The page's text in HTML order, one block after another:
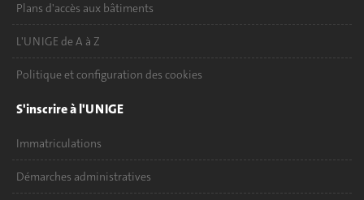
Plans d'accès aux bâtiments
L'UNIGE de A à Z
Politique et configuration des cookies
S'inscrire à l'UNIGE
Immatriculations
Démarches administratives